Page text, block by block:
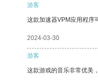
游客
这款加速器VPM应用程序
2024-03-30
游客
这款游戏的音乐非常优美